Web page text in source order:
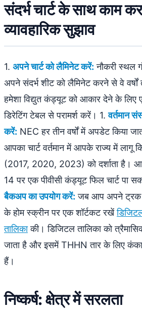
संदर्भ चार्ट के साथ काम
व्यावहारिक सुझाव
1. अपने चार्ट को लैमिनेट करें: नौकरी स्थल
अपने संदर्भ शीट को लैमिनेट करने से वे
हमेशा विद्युत कंड्यूट को आकार देने के लिए
डिरेटिंग टेबल से परामर्श करें। 1.वर्तमान
करें: NEC हर तीन वर्षों में अपडेट किया
आपका चार्ट वर्तमान में आपके राज्य में लागू
(2017, 2020, 2023) को दर्शाता है।
14 पर एक पीवीसी कंड्यूट फिल चार्ट पा
बैकअप का उपयोग करें: जब आप अपने ट्रक
के होम स्क्रीन पर एक शॉर्टकट रखें
तालिकाकी। डिजिटल तालिका को
जाता है और इसमें THHN तार के लिए
हैं।
निष्कर्ष: क्षेत्र में सरलता